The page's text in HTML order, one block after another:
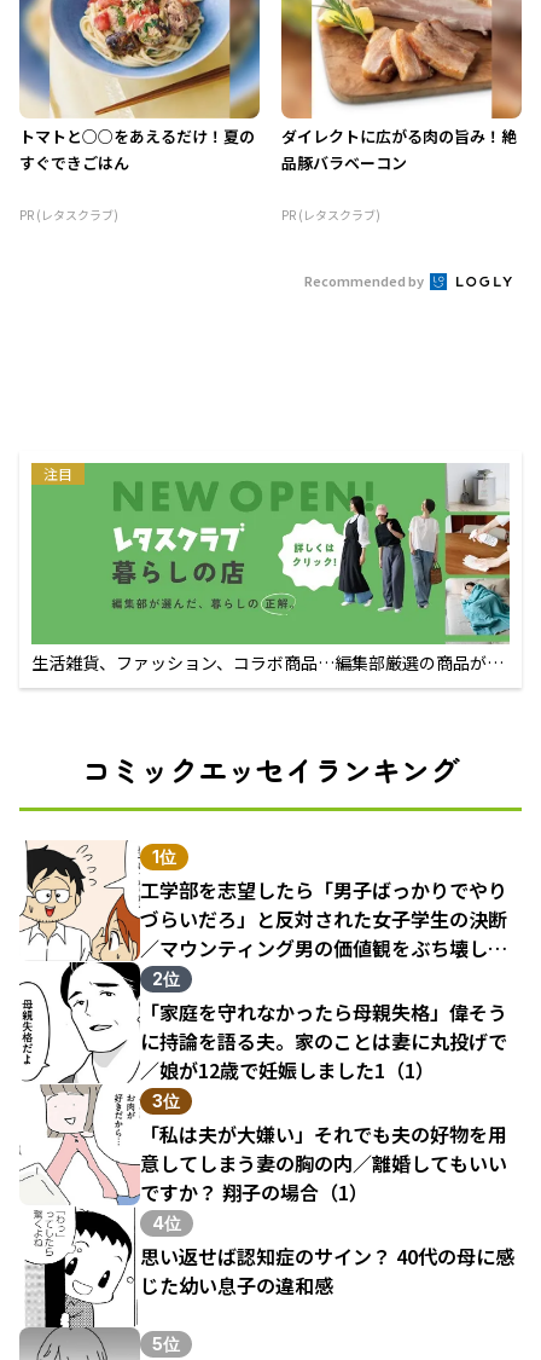
トマトと○○をあえるだけ！夏の
すぐできごはん
PR (レタスクラブ)
ダイレクトに広がる肉の旨み！絶
品豚バラベーコン
PR (レタスクラブ)
Recommended by
注目
生活雑貨、ファッション、コラボ商品…編集部厳選の商品が買
えるECサイト
コミックエッセイランキング
1位
工学部を志望したら「男子ばっかりでやり
づらいだろ」と反対された女子学生の決断
／マウンティング男の価値観をぶち壊した
結果（1）
2位
「家庭を守れなかったら母親失格」偉そう
に持論を語る夫。家のことは妻に丸投げで
／娘が12歳で妊娠しました1（1）
3位
「私は夫が大嫌い」それでも夫の好物を用
意してしまう妻の胸の内／離婚してもいい
ですか？ 翔子の場合（1）
4位
思い返せば認知症のサイン？ 40代の母に感
じた幼い息子の違和感
5位